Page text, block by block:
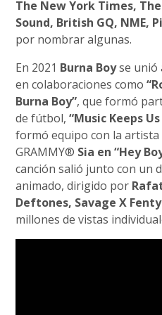
The New York Times,
Sound, British GQ, NME,
por nombrar algunas.
En 2021 Burna Boyse unió
en colaboraciones como
Burna Boy”, que formó
de fútbol,“Music Keeps
formó equipo con la artista
GRAMMY® Sia en “Hey
canción salió junto con un
animado, dirigido por
Deftones, Savage X
millones de vistas